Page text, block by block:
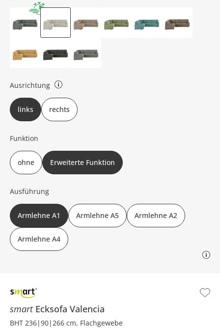
smart Ecksofa Valencia
BHT 236|90|266 cm, Flachgewebe
Ausrichtung
links oder rechts (bezieht sich auf die Draufsicht)
links rechts
Funktion
ohne Erweiterte Funktion
Ausführung
Armlehne A1 Armlehne A5 Armlehne A2
Armlehne A4